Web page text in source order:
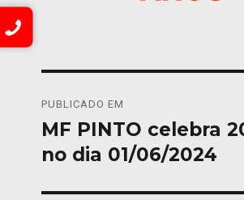
de
artigos
PUBLICADO EM
MF PINTO celebra
no dia 01/06/2024